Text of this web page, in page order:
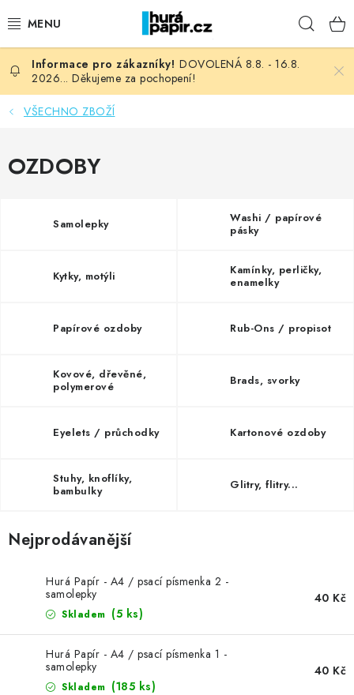
na
NOVINKY
HURÁ DÍLNA
KURZY NATY LYSAK
OBLÍBENÉ ♥️
ZNAČKY
Doprava Kontakty Moje objednávka
Oblíbené ♥️
Podmínky ochrany osobních údajů
Ověřování recenzí
DOVOLENÁ 8.8. - 16.8.
2026... Děkujeme za pochopení!
VŠECHNO ZBOŽÍ
OZDOBY
Samolepky
Washi / papírové
pásky
Kytky, motýli
Kamínky, perličky,
enamelky
Papírové ozdoby Rub-Ons / propisot
Kovové, dřevěné,
polymerové
Brads, svorky
Eyelets / průchodky Kartonové ozdoby
Stuhy, knoflíky,
bambulky
Glitry, flitry...
Nejprodávanější
Hurá Papír - A4 / psací písmenka 2 -
samolepky
Skladem (5 ks)
40 Kč
Hurá Papír - A4 / psací písmenka 1 -
samolepky
Skladem (185 ks)
40 Kč